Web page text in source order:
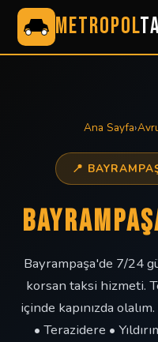
METROPOL
Ana Sayfa›
📍
Bayrampaşa'de 7/24
korsan taksi hizmeti.
içinde kapınızda
• Terazidere •